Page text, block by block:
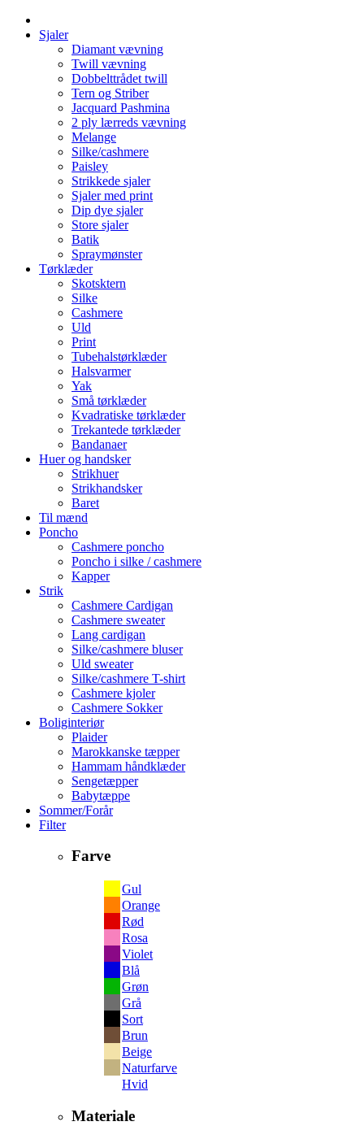
Sjaler
Diamant vævning
Twill vævning
Dobbelttrådet twill
Tern og Striber
Jacquard Pashmina
2 ply lærreds vævning
Melange
Silke/cashmere
Paisley
Strikkede sjaler
Sjaler med print
Dip dye sjaler
Store sjaler
Batik
Spraymønster
Tørklæder
Skotsktern
Silke
Cashmere
Uld
Print
Tubehalstørklæder
Halsvarmer
Yak
Små tørklæder
Kvadratiske tørklæder
Trekantede tørklæder
Bandanaer
Huer og handsker
Strikhuer
Strikhandsker
Baret
Til mænd
Poncho
Cashmere poncho
Poncho i silke / cashmere
Kapper
Strik
Cashmere Cardigan
Cashmere sweater
Lang cardigan
Silke/cashmere bluser
Uld sweater
Silke/cashmere T-shirt
Cashmere kjoler
Cashmere Sokker
Boliginteriør
Plaider
Marokkanske tæpper
Hammam håndklæder
Sengetæpper
Babytæppe
Sommer/Forår
Filter
Farve
Gul
Orange
Rød
Rosa
Violet
Blå
Grøn
Grå
Sort
Brun
Beige
Naturfarve
Hvid
Materiale